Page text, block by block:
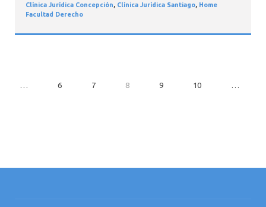
Clínica Jurídica Concepción, Clínica Jurídica Santiago, Home
Facultad Derecho
… 6 7 8 9 10 …